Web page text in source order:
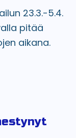
23.3.-5.4.
pitää
aikana.